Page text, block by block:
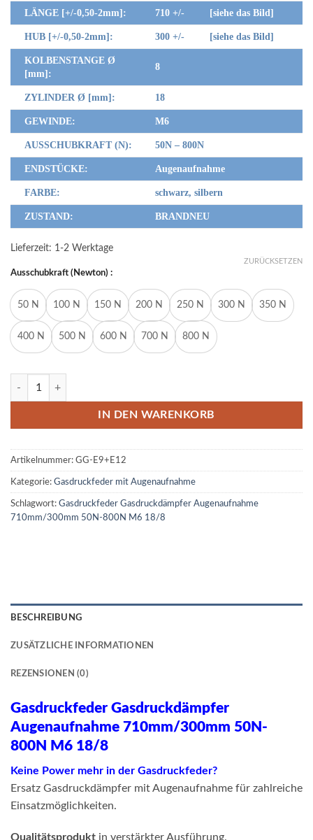
LÄNGE [+/-0,50-2mm]: 710 +/- [siehe das Bild]
HUB [+/-0,50-2mm]: 300 +/- [siehe das Bild]
KOLBENSTANGE Ø
[mm]:
8
ZYLINDER Ø [mm]: 18
GEWINDE: M6
AUSSCHUBKRAFT (N): 50N – 800N
ENDSTÜCKE: Augenaufnahme
FARBE: schwarz, silbern
ZUSTAND: BRANDNEU
Lieferzeit: 1-2 Werktage
Ausschubkraft (Newton) :
50 N 100 N 150 N 200 N 250 N 300 N 350 N
400 N 500 N 600 N 700 N 800 N
ZURÜCKSETZEN
Gasdruckfeder Gasdruckdämpfer Augenaufnahme 710mm/300mm
IN DEN WARENKORB
Artikelnummer: GG-E9+E12
Kategorie: Gasdruckfeder mit Augenaufnahme
Schlagwort: Gasdruckfeder Gasdruckdämpfer Augenaufnahme
710mm/300mm 50N-800N M6 18/8
BESCHREIBUNG
ZUSÄTZLICHE INFORMATIONEN
REZENSIONEN (0)
Gasdruckfeder Gasdruckdämpfer
Augenaufnahme 710mm/300mm 50N-
800N M6 18/8
Keine Power mehr in der Gasdruckfeder?
Ersatz Gasdruckdämpfer mit Augenaufnahme für zahlreiche
Einsatzmöglichkeiten.
Qualitätsprodukt in verstärkter Ausführung.